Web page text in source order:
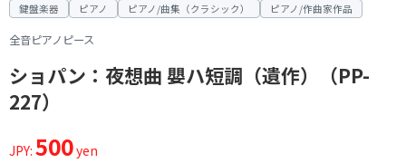
鍵盤楽器 ピアノ ピアノ/曲集（クラシック） ピアノ/作曲家作品
全音ピアノピース
ショパン：夜想曲 嬰ハ短調（遺作）（PP-
227）
JPY: 500yen